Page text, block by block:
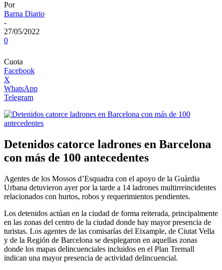
Por
Barna Diario
-
27/05/2022
0
Cuota
Facebook
X
WhatsApp
Telegram
Detenidos catorce ladrones en Barcelona
con más de 100 antecedentes
Agentes de los Mossos d’Esquadra con el apoyo de la Guàrdia
Urbana detuvieron ayer por la tarde a 14 ladrones multirreincidentes
relacionados con hurtos, robos y requerimientos pendientes.
Los detenidos actúan en la ciudad de forma reiterada, principalmente
en las zonas del centro de la ciudad donde hay mayor presencia de
turistas. Los agentes de las comisarías del Eixample, de Ciutat Vella
y de la Región de Barcelona se desplegaron en aquellas zonas
donde los mapas delincuenciales incluidos en el Plan Tremall
indican una mayor presencia de actividad delincuencial.